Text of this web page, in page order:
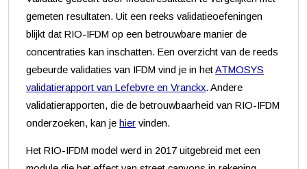
gemeten resultaten. Uit een reeks validatieoefeningen
blijkt dat RIO-IFDM op een betrouwbare manier de
concentraties kan inschatten. Een overzicht van de reeds
gebeurde validaties van IFDM vind je in hetATMOSYS
validatierapport van Lefebvre en Vranckx. Andere
validatierapporten, die de betrouwbaarheid van RIO-IFDM
onderzoeken, kan je hier vinden.
Het RIO-IFDM model werd in 2017 uitgebreid met een